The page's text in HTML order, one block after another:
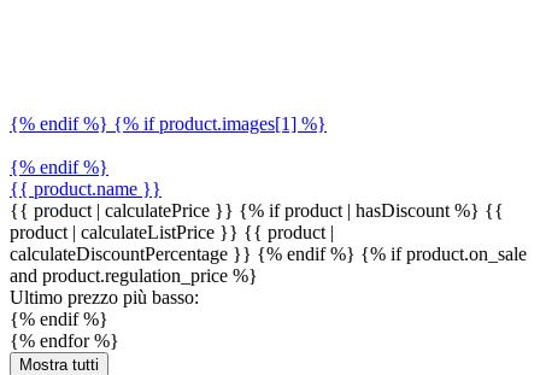
{% endif %} {% if product.images[1] %}
{% endif %}
{{ product.name }}
{{ product | calculatePrice }} {% if product | hasDiscount %} {{
product | calculateListPrice }} {{ product |
calculateDiscountPercentage }} {% endif %} {% if product.on_sale
and product.regulation_price %}
Ultimo prezzo più basso:
{% endif %}
{% endfor %}
Mostra tutti